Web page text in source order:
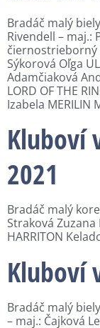
Bradáč malý biely
Rivendell – maj.:
čiernostrieborný
Sýkorová Oľga
Adamčiaková
LORD OF THE
Izabela MERILIN
Kluboví
2021
Bradáč malý
Straková
HARRITON
Kluboví
Bradáč malý
– maj.: Čajková